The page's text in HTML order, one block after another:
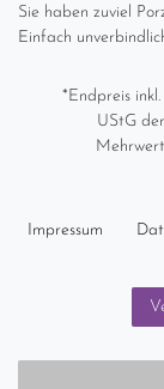
Sie haben zuviel
Einfach
*Endpreis
UStG
Impressum